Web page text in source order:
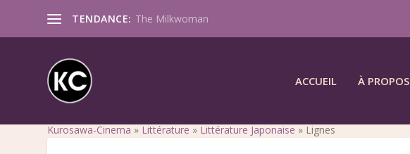
TENDANCE: The Milkwoman
ACCUEIL À PROPOS
Kurosawa-Cinema » Littérature » Littérature Japonaise » Lignes